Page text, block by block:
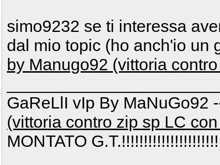
simo9232 se ti interessa
dal mio topic (ho anch'io un
by Manugo92 (vittoria
GaReLlI vIp By MaNuGo92
(vittoria contro zip sp LC
MONTATO